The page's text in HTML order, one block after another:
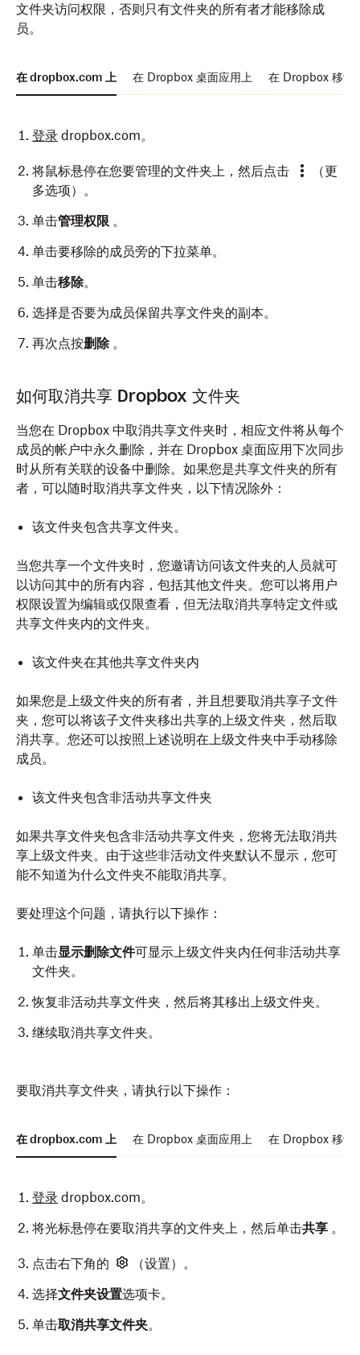
文件夹访问权限，否则只有文件夹的所有者才能移除成
员。
在 dropbox.com 上 在 Dropbox 桌面应用上 在 Dropbox 移动
登录 dropbox.com。
将鼠标悬停在您要管理的文件夹上，然后点击
（更
多选项）。
单击管理权限 。
单击要移除的成员旁的下拉菜单。
单击移除。
选择是否要为成员保留共享文件夹的副本。
再次点按删除。
Dropbox 文件夹。
右键单击要管理的文件夹。
选择 Dropbox 图标旁边的
共享...。
单击谁可以访问。
单击要移除的成员旁的下拉菜单。
选择是否要为成员保留共享文件夹的副本。
再次单击 移除 。
中的更多选项）或
（iOS 系统中的更多选项）。
点按管理访问权限。
点按要移除的成员。
点按删除(Android) 或移除访问权限(iOS)。
选择是否要为成员保留共享文件夹的副本。
再次点按删除(Android) 或
如何取消共享 Dropbox 文件夹
当您在 Dropbox 中取消共享文件夹时，相应文件将从每个
成员的帐户中永久删除，并在 Dropbox 桌面应用下次同步
时从所有关联的设备中删除。如果您是共享文件夹的所有
者，可以随时取消共享文件夹，以下情况除外：
该文件夹包含共享文件夹。
当您共享一个文件夹时，您邀请访问该文件夹的人员就可
以访问其中的所有内容，包括其他文件夹。您可以将用户
权限设置为编辑或仅限查看 ，但无法取消共享特定文件或
共享文件夹内的文件夹。
该文件夹在其他共享文件夹内
如果您是上级文件夹的所有者，并且想要取消共享子文件
夹，您可以将该子文件夹移出共享的上级文件夹，然后取
消共享。您还可以按照上述说明在上级文件夹中手动移除
成员。
该文件夹包含非活动共享文件夹
如果共享文件夹包含非活动共享文件夹，您将无法取消共
享上级文件夹。由于这些非活动文件夹默认不显示，您可
能不知道为什么文件夹不能取消共享。
要处理这个问题，请执行以下操作：
单击显示删除文件可显示上级文件夹内任何非活动共享
文件夹。
恢复非活动共享文件夹，然后将其移出上级文件夹。
继续取消共享文件夹。
要取消共享文件夹，请执行以下操作：
在 dropbox.com 上 在 Dropbox 桌面应用上 在 Dropbox 移动
登录 dropbox.com。
将光标悬停在要取消共享的文件夹上，然后单击共享 。
点击右下角的
（设置）。
选择文件夹设置选项卡。
单击取消共享文件夹。